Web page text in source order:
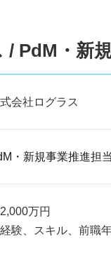
/ PdM・新
会社ログラス
・新規事業推進担当
万円
験、スキル、前職